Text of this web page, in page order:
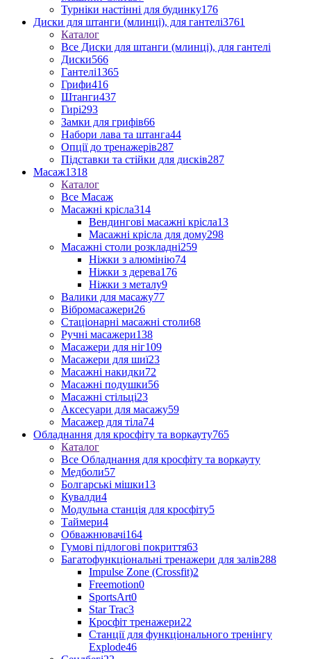
Турніки настінні для будинку176
Диски для штанги (млинці), для гантелі3761
Каталог
Все Диски для штанги (млинці), для гантелі
Диски566
Гантелі1365
Грифи416
Штанги437
Гирі293
Замки для грифів66
Набори лава та штанга44
Опції до тренажерів287
Підставки та стійки для дисків287
Масаж1318
Каталог
Все Масаж
Масажні крісла314
Вендингові масажні крісла13
Масажні крісла для дому298
Масажні столи розкладні259
Ніжки з алюмінію74
Ніжки з дерева176
Ніжки з металу9
Валики для масажу77
Вібромасажери26
Стаціонарні масажні столи68
Ручні масажери138
Масажери для ніг109
Масажери для шиї23
Масажні накидки72
Масажні подушки56
Масажні стільці23
Аксесуари для масажу59
Масажер для тіла74
Обладнання для кросфіту та воркауту765
Каталог
Все Обладнання для кросфіту та воркауту
Медболи57
Болгарські мішки13
Кувалди4
Модульна станція для кросфіту5
Таймери4
Обважнювачі164
Гумові підлогові покриття63
Багатофункціональні тренажери для залів288
Impulse Zone (Crossfit)2
Freemotion0
SportsArt0
Star Trac3
Кросфіт тренажери22
Станції для функціонального тренінгу
Explode46